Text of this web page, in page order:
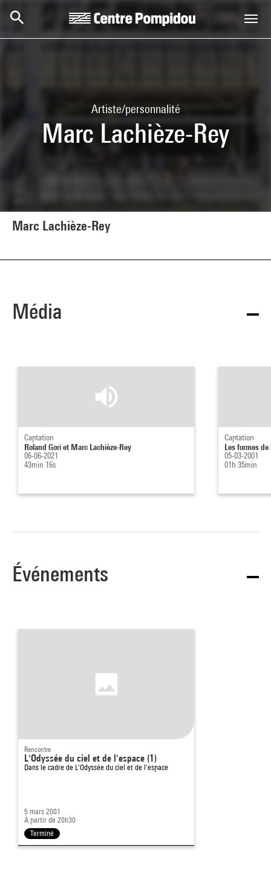
Artiste/personnalité
Marc Lachièze-Rey
Marc Lachièze-Rey
Média
Captation
Roland Gori et Marc Lachièze-Rey
06-06-2021
43min 16s
Captation
Les formes
05-03-2001
01h 35min
Événements
Rencontre
L'Odyssée du ciel et de l'espace (1)
Dans le cadre de L'Odyssée du ciel et de l'espace
5 mars 2001
À partir de 20h30
Terminé